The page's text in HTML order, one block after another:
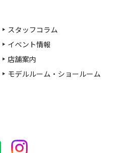
スタッフコラム
イベント情報
店舗案内
モデルルーム・ショールーム